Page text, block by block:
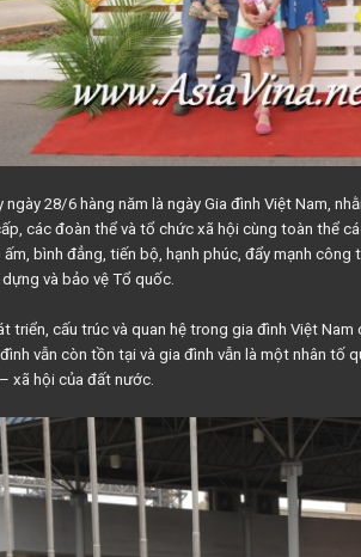
ngày 28/6 hàng năm là ngày Gia đình Việt Nam ,
các đoàn thể và tổ chức xã hội cùng toàn thể
bình đẳng, tiến bộ, hạnh phúc, đẩy mạnh công
và bảo vệ Tổ quốc.
triển, cấu trúc và quan hệ trong gia đình Việt
vẫn còn tồn tại và gia đình vẫn là một nhân tố
xã hội của đất nước.